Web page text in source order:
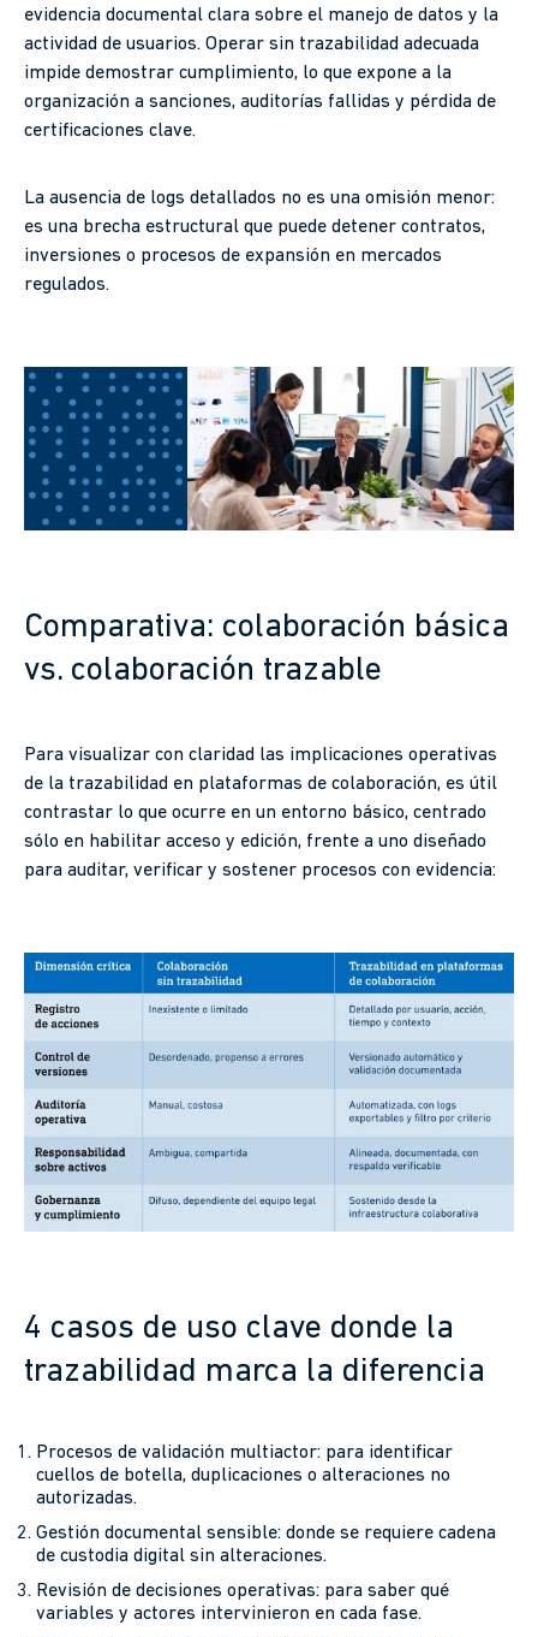
evidencia documental clara sobre el manejo de datos y la
actividad de usuarios. Operar sin trazabilidad adecuada
impide demostrar cumplimiento, lo que expone a la
organización a sanciones, auditorías fallidas y pérdida de
certificaciones clave.
La ausencia de logs detallados no es una omisión menor:
es una brecha estructural que puede detener contratos,
inversiones o procesos de expansión en mercados
regulados.
Comparativa: colaboración básica
vs. colaboración trazable
Para visualizar con claridad las implicaciones operativas
de la trazabilidad en plataformas de colaboración, es útil
contrastar lo que ocurre en un entorno básico, centrado
sólo en habilitar acceso y edición, frente a uno diseñado
para auditar, verificar y sostener procesos con evidencia:
4 casos de uso clave donde la
trazabilidad marca la diferencia
Procesos de validación multiactor: para identificar
cuellos de botella, duplicaciones o alteraciones no
autorizadas.
Gestión documental sensible: donde se requiere cadena
de custodia digital sin alteraciones.
Revisión de decisiones operativas: para saber qué
variables y actores intervinieron en cada fase.